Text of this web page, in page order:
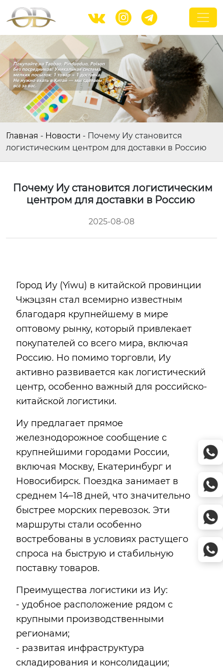
  
Главная - Новости - Почему Иу становится
логистическим центром для доставки в Россию
Почему Иу становится логистическим
центром для доставки в Россию
2025-08-08
Город Иу (Yiwu) в китайской провинции
Чжэцзян стал всемирно известным
благодаря крупнейшему в мире
оптовому рынку, который привлекает
покупателей со всего мира, включая
Россию. Но помимо торговли, Иу
активно развивается как логистический
центр, особенно важный для российско-
китайской логистики.
Иу предлагает прямое
железнодорожное сообщение с
крупнейшими городами России,
включая Москву, Екатеринбург и
Новосибирск. Поездка занимает в
среднем 14–18 дней, что значительно
быстрее морских перевозок. Эти
маршруты стали особенно
востребованы в условиях растущего
спроса на быструю и стабильную
поставку товаров.
Преимущества логистики из Иу:
- удобное расположение рядом с
крупными производственными
регионами;
- развитая инфраструктура
складирования и консолидации;